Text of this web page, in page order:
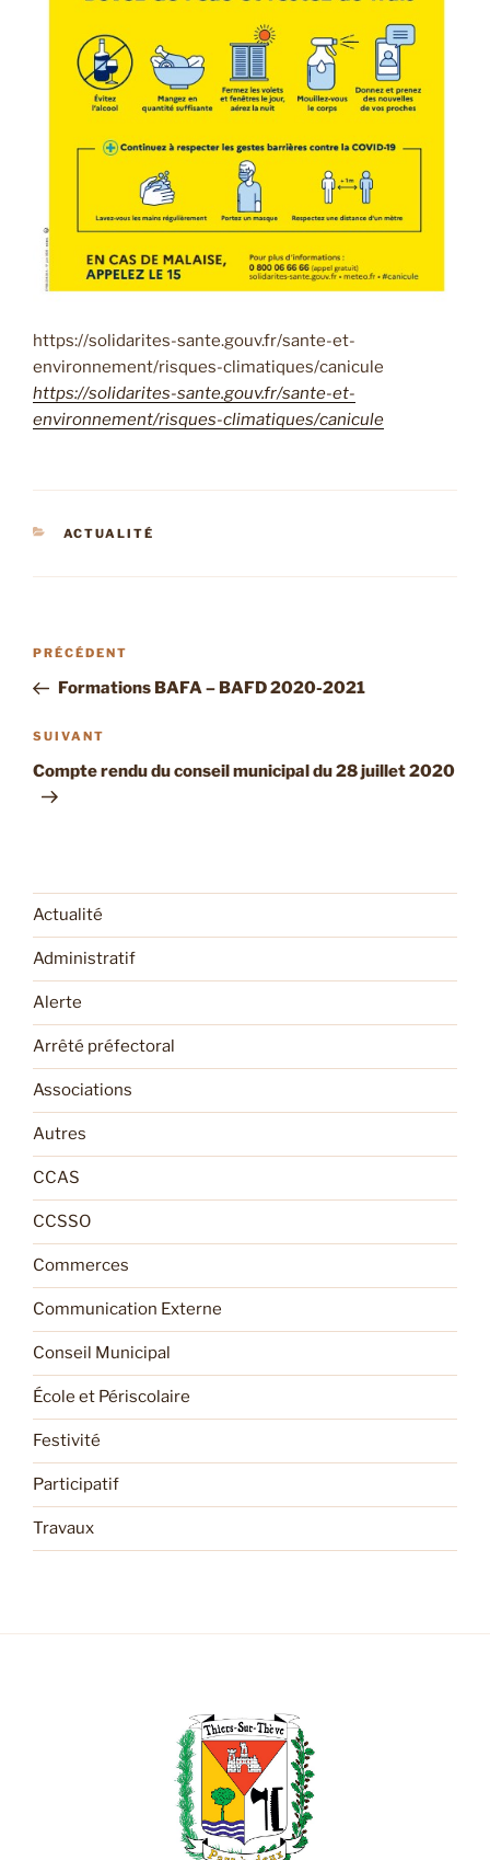
https://solidarites-sante.gouv.fr/sante-et-
environnement/risques-climatiques/canicule
https://solidarites-sante.gouv.fr/sante-et-
environnement/risques-climatiques/canicule
CATÉGORIES
ACTUALITÉ
Navigation
l’article
Article
précédent
PRÉCÉDENT
Formations BAFA – BAFD 2020-2021
Article
suivant
SUIVANT
Compte rendu du conseil municipal du 28 juillet 2020
Actualité
Administratif
Alerte
Arrêté préfectoral
Associations
Autres
CCAS
CCSSO
Commerces
Communication Externe
Conseil Municipal
École et Périscolaire
Festivité
Participatif
Travaux